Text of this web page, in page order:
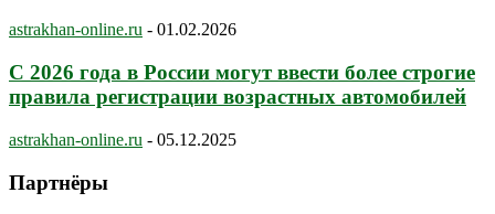
astrakhan-online.ru - 01.02.2026
С 2026 года в России могут ввести более строгие
правила регистрации возрастных автомобилей
astrakhan-online.ru - 05.12.2025
Партнёры